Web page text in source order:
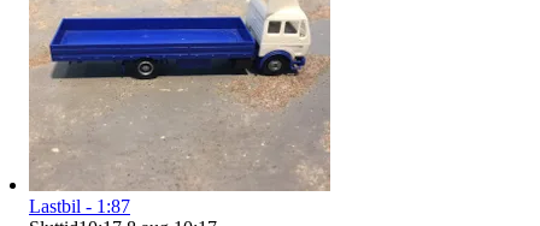
Lastbil - 1:87